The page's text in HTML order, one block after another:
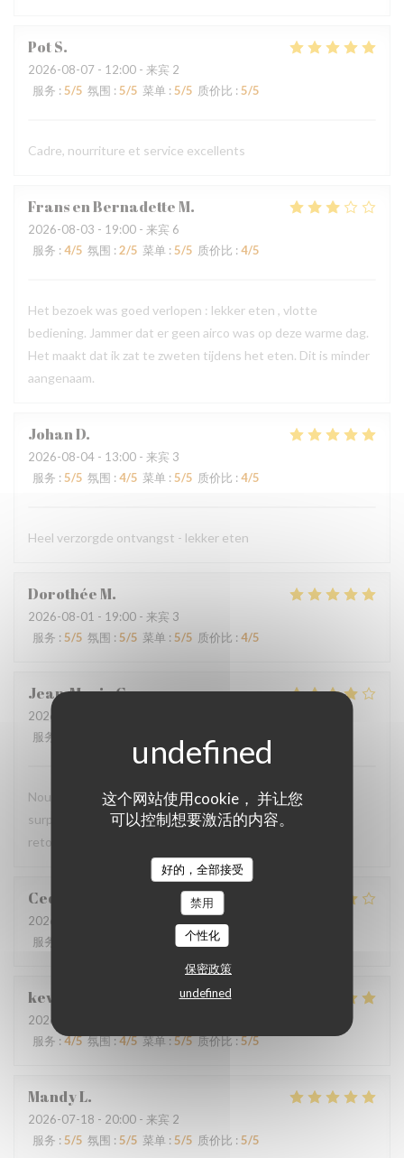
这个网站使用cookie， 并让您
可以控制想要激活的内容。
好的，全部接受
禁用
个性化
保密政策
undefined
PotS
2026-08-07 - 12:00 - 来宾 2
服务 : 5/5 氛围 : 5/5 菜单 : 5/5 质价比 : 5/5
Cadre, nourriture et service excellents
Frans en BernadetteM
2026-08-03 - 19:00 - 来宾 6
服务 : 4/5 氛围 : 2/5 菜单 : 5/5 质价比 : 4/5
Het bezoek was goed verlopen : lekker eten , vlotte
bediening. Jammer dat er geen airco was op deze warme dag.
Het maakt dat ik zat te zweten tijdens het eten. Dit is minder
aangenaam.
JohanD
2026-08-04 - 13:00 - 来宾 3
服务 : 5/5 氛围 : 4/5 菜单 : 5/5 质价比 : 4/5
Heel verzorgde ontvangst - lekker eten
DorothéeM
2026-08-01 - 19:00 - 来宾 3
服务 : 5/5 氛围 : 5/5 菜单 : 5/5 质价比 : 4/5
Jean-MarieC
2026-07-29
服务
Nous avons pris le menu proposé et ce fut une agréable
surprise, le filet de viande BBB super délicieux Nous y
retournerons
Cedric
2026-07-22
服务
4 /5 质价比
kevin
2026-07-24
服务 : 4/5 氛围:4/5 菜单:5/5 质价比:5/5
MandyL
2026-07-18 - 20:00 - 来宾 2
服务 : 5/5 氛围 : 5/5 菜单 : 5/5 质价比 : 5/5